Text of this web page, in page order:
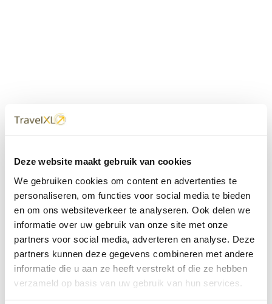
Deze website maakt gebruik van cookies
We gebruiken cookies om content en advertenties te
personaliseren, om functies voor social media te bieden
en om ons websiteverkeer te analyseren. Ook delen we
informatie over uw gebruik van onze site met onze
partners voor social media, adverteren en analyse. Deze
partners kunnen deze gegevens combineren met andere
informatie die u aan ze heeft verstrekt of die ze hebben
verzameld op basis van uw gebruik van hun services.
dichtbij
Met 60+ verkooppunten in Nederland en België staan wij
met onze XL Travelcenters, mobiele reisadviseurs van
TravelXL@Home en deze website altijd voor uw vakantie
klaar.
• Ontzorgen van A-Z • Onafhankelijk advies • Maatwerk •
Bespaar tijd en stress
TravelXLreisbureau's